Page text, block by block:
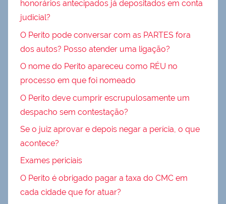
honorários antecipados já depositados em conta
judicial?
O Perito pode conversar com as PARTES fora
dos autos? Posso atender uma ligação?
O nome do Perito apareceu como RÉU no
processo em que foi nomeado
O Perito deve cumprir escrupulosamente um
despacho sem contestação?
Se o juiz aprovar e depois negar a perícia, o que
acontece?
Exames periciais
O Perito é obrigado pagar a taxa do CMC em
cada cidade que for atuar?